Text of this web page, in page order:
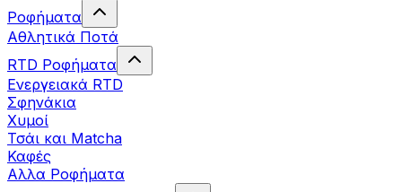
Ροφήματα
Αθλητικά Ποτά
RTD Ροφήματα
Ενεργειακά RTD
Σφηνάκια
Χυμοί
Τσάι και Matcha
Καφές
Αλλα Ροφήματα